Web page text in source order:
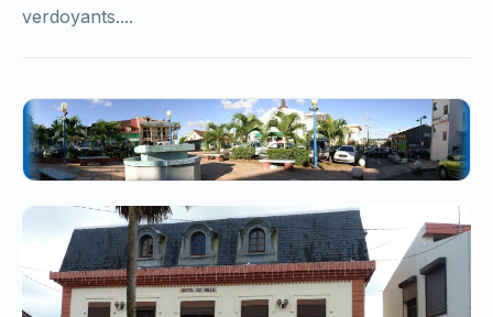
verdoyants....